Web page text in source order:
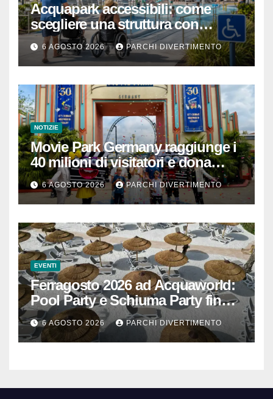
Acquapark accessibili: come
scegliere una struttura con
passeggino o sedia a rotelle
6 AGOSTO 2026 PARCHI DIVERTIMENTO
NOTIZIE
Movie Park Germany raggiunge i
40 milioni di visitatori e dona
40.000 euro
6 AGOSTO 2026 PARCHI DIVERTIMENTO
EVENTI
Ferragosto 2026 ad Acquaworld:
Pool Party e Schiuma Party fino a
mezzanotte
6 AGOSTO 2026 PARCHI DIVERTIMENTO